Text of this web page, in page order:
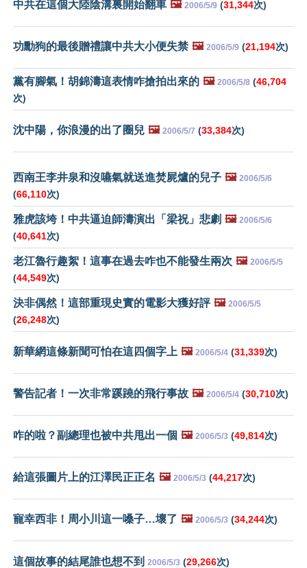
中共在這個大陸陰溝裏開始翻車 🖼️ 2006/5/9 (31,344次)
功勳狗的最後贈禮讓中共大小便失禁 🖼️ 2006/5/9 (21,194次)
黨有腳氣！胡錦濤這表情咋搶拍出來的 🖼️ 2006/5/8 (46,704
次)
沈中陽，你浪漫的出了圈兒 🖼️ 2006/5/7 (33,384次)
西南王李井泉和沒嚥氣就送進焚屍爐的兒子 🖼️ 2006/5/6
(66,110次)
雅虎該垮！中共逼迫師濤演出「梁祝」悲劇 🖼️ 2006/5/6
(40,641次)
老江魯行趣絮！這事在過去咋也不能發生兩次 🖼️ 2006/5/5
(44,549次)
決非偶然！這部重現史實的電影大獲好評 🖼️ 2006/5/5
(26,248次)
新華網這條新聞可怕在這四個字上 🖼️ 2006/5/4 (31,339次)
警告記者！一次非常蹊蹺的飛行事故 🖼️ 2006/5/4 (30,710次)
咋的啦？副總理也被中共甩出一個 🖼️ 2006/5/3 (49,814次)
給這張圖片上的江澤民正正名 🖼️ 2006/5/3 (44,217次)
寵幸西非！周小川這一嗓子…壞了 🖼️ 2006/5/3 (34,244次)
這個故事的結尾誰也想不到 2006/5/3 (29,266次)